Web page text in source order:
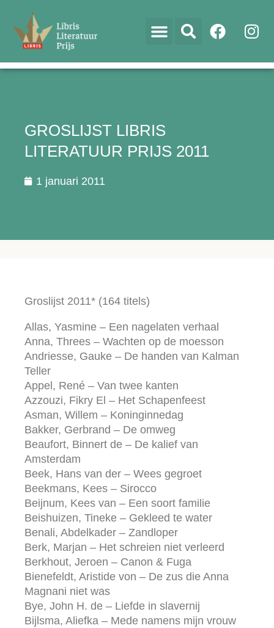
GROSLIJST LIBRIS
LITERATUUR PRIJS 2011
1 januari 2011
Groslijst 2011* (164 titels)
Allas, Yasmine – Een nagelaten verhaal
Anna, Threes – Wachten op de moesson
Andriesse, Gauke – De handen van Kalman
Teller
Appel, René – Van twee kanten
Azzouzi, Fikry El – Het Schapenfeest
Asman, Willem – Koninginnedag
Bakker, Gerbrand – De omweg
Beaufort, Binnert de – De kalief van
Amsterdam
Beek, Hans van der – Wees gegroet
Beekmans, Kees – Sirocco
Beijnum, Kees van – Een soort familie
Beishuizen, Tineke – Gekleed te water
Benali, Abdelkader – Zandloper
Berk, Marjan – Het schreien niet verleerd
Berkhout, Jeroen – Canon & Fuga
Bienefeldt, Aristide von – De zus die Anna
Magnani niet was
Bye, John H. de – Liefde in slavernij
Bijlsma, Aliefka – Mede namens mijn vrouw